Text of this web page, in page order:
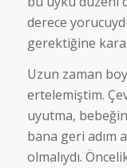
derece
gerektiğine
Uzun zaman
ertelemiştim.
uyutma,
bana geri adım
olmalıydı.